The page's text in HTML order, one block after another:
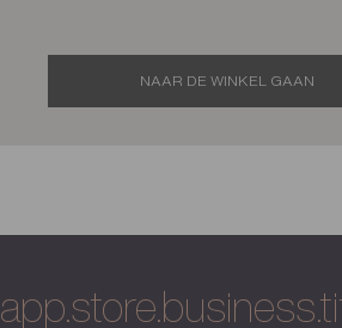
NAAR DE WINKEL GAAN